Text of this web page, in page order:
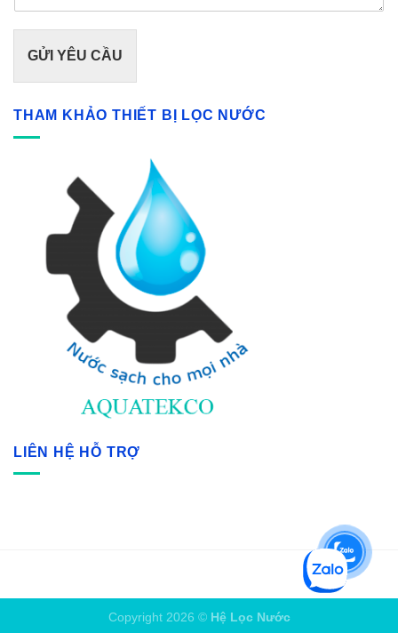
GỬI YÊU CẦU
THAM KHẢO THIẾT BỊ LỌC NƯỚC
LIÊN HỆ HỖ TRỢ
Copyright 2026 © Hệ Lọc Nước